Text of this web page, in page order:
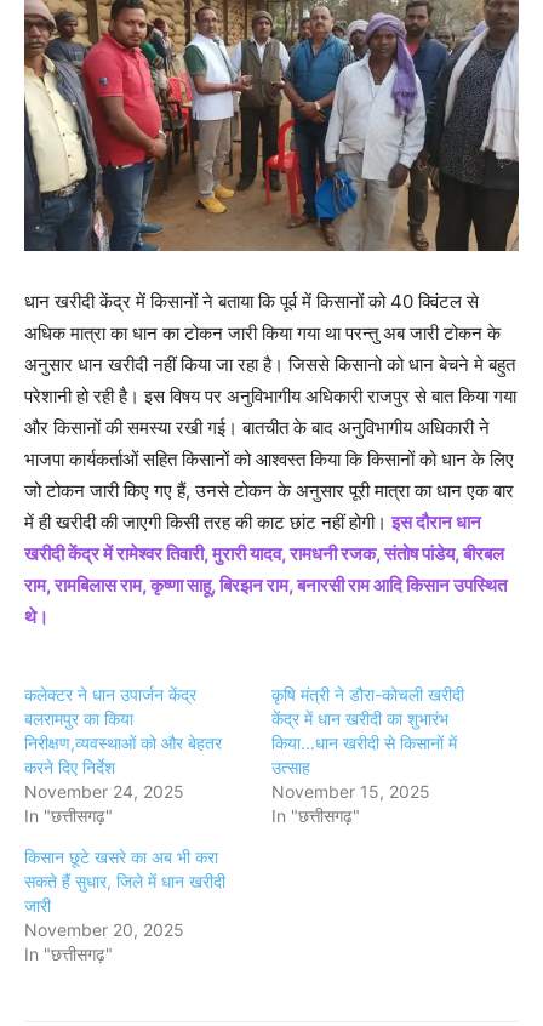
धान खरीदी केंद्र में किसानों ने बताया कि पूर्व में किसानों को 40 क्विंटल से
अधिक मात्रा का धान का टोकन जारी किया गया था परन्तु अब जारी टोकन के
अनुसार धान खरीदी नहीं किया जा रहा है। जिससे किसानो को धान बेचने मे बहुत
परेशानी हो रही है। इस विषय पर अनुविभागीय अधिकारी राजपुर से बात किया गया
और किसानों की समस्या रखी गई। बातचीत के बाद अनुविभागीय अधिकारी ने
भाजपा कार्यकर्ताओं सहित किसानों को आश्वस्त किया कि किसानों को धान के लिए
जो टोकन जारी किए गए हैं, उनसे टोकन के अनुसार पूरी मात्रा का धान एक बार
में ही खरीदी की जाएगी किसी तरह की काट छांट नहीं होगी।इस दौरान धान
खरीदी केंद्र में रामेश्वर तिवारी, मुरारी यादव, रामधनी रजक, संतोष पांडेय, बीरबल
राम, रामबिलास राम, कृष्णा साहू, बिरझन राम, बनारसी राम आदि किसान उपस्थित
थे।
कलेक्टर ने धान उपार्जन केंद्र
बलरामपुर का किया
निरीक्षण,व्यवस्थाओं को और बेहतर
करने दिए निर्देश
November 24, 2025
In "छत्तीसगढ़"
कृषि मंत्री ने डौरा-कोचली खरीदी
केंद्र में धान खरीदी का शुभारंभ
किया...धान खरीदी से किसानों में
उत्साह
November 15, 2025
In "छत्तीसगढ़"
किसान छूटे खसरे का अब भी करा
सकते हैं सुधार, जिले में धान खरीदी
जारी
November 20, 2025
In "छत्तीसगढ़"